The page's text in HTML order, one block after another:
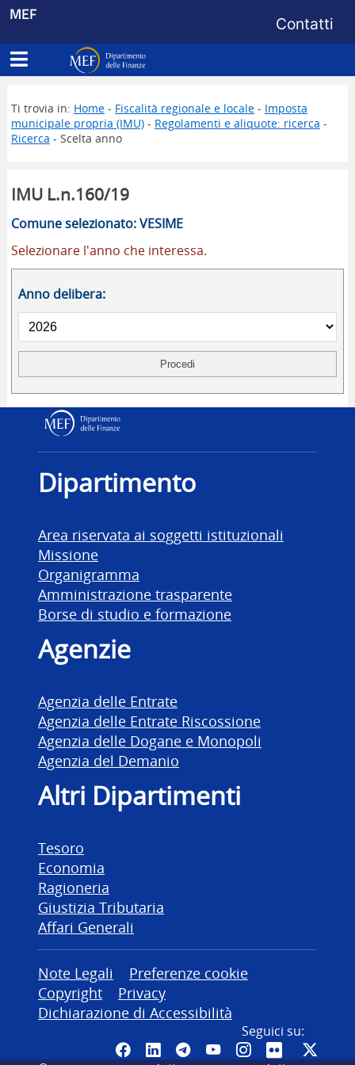
MEF Menu di
Contatti
Apri menu principale
Dipartimento delle Finanze
Ti trovia in: Home- Fiscalità regionale e locale- Imposta
municipale propria (IMU)- Regolamenti e aliquote: ricerca -
Ricerca - Scelta anno
IMU L.n.160/19
Comune selezionato: VESIME
Selezionare l'anno che interessa.
Anno delibera:
Dipartimento delle
Dipartimento
Area riservata ai soggetti istituzionali
Missione
Organigramma
Amministrazione trasparente
Borse di studio e formazione
Agenzie
Agenzia delle Entrate
Agenzia delle Entrate Riscossione
Agenzia delle Dogane e Monopoli
Agenzia del Demanio
Altri Dipartimenti
Tesoro
Economia
Ragioneria
Giustizia Tributaria
Affari Generali
Altre informazioni
Note Legali
Preferenze cookie
Copyright
Privacy
Dichiarazione di Accessibilità
Seguici su:
Pagina Facebook del MEF -
Canale LinkedIn del MEF
Canale Telegram del
Canale YouTube del
CanaleCanale